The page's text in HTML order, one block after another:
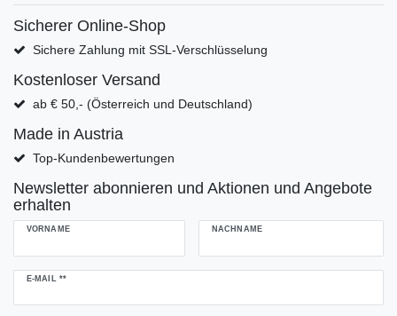
Sicherer Online-Shop
Sichere Zahlung mit SSL-Verschlüsselung
Kostenloser Versand
ab € 50,- (Österreich und Deutschland)
Made in Austria
Top-Kundenbewertungen
Newsletter abonnieren und Aktionen und Angebote
erhalten
VORNAME NACHNAME
E-MAIL **
Newsletter